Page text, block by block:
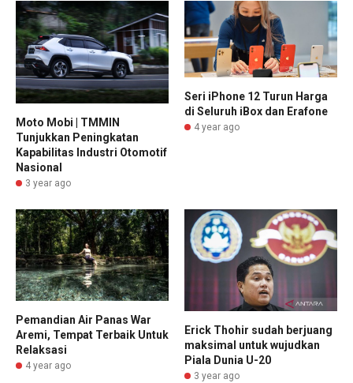
Moto Mobi | TMMIN
Tunjukkan Peningkatan
Kapabilitas Industri Otomotif
Nasional
3 year ago
Seri iPhone 12 Turun Harga
di Seluruh iBox dan Erafone
4 year ago
Pemandian Air Panas War
Aremi, Tempat Terbaik Untuk
Relaksasi
4 year ago
Erick Thohir sudah berjuang
maksimal untuk wujudkan
Piala Dunia U-20
3 year ago